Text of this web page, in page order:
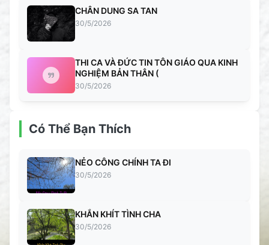
CHÂN DUNG SA TAN
30/5/2026
THI CA VÀ ĐỨC TIN TÔN GIÁO QUA KINH
NGHIỆM BẢN THÂN (
30/5/2026
Có Thể Bạn Thích
NẺO CÔNG CHÍNH TA ĐI
30/5/2026
KHẮN KHÍT TÌNH CHA
30/5/2026